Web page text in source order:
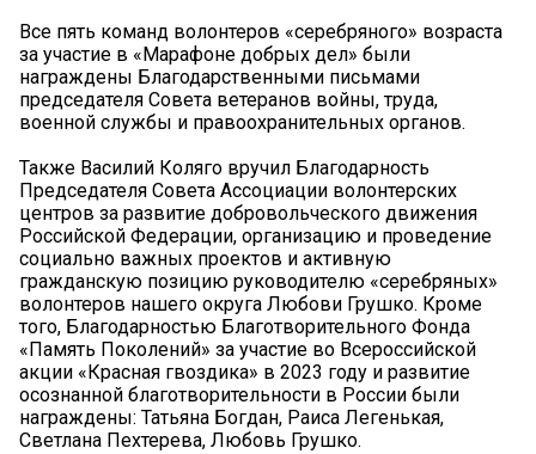
Все пять команд волонтеров «серебряного» возраста
за участие в «Марафоне добрых дел» были
награждены Благодарственными письмами
председателя Совета ветеранов войны, труда,
военной службы и правоохранительных органов.
Также Василий Коляго вручил Благодарность
Председателя Совета Ассоциации волонтерских
центров за развитие добровольческого движения
Российской Федерации, организацию и проведение
социально важных проектов и активную
гражданскую позицию руководителю «серебряных»
волонтеров нашего округа Любови Грушко. Кроме
того, Благодарностью Благотворительного Фонда
«Память Поколений» за участие во Всероссийской
акции «Красная гвоздика» в 2023 году и развитие
осознанной благотворительности в России были
награждены: Татьяна Богдан, Раиса Легенькая,
Светлана Пехтерева, Любовь Грушко.